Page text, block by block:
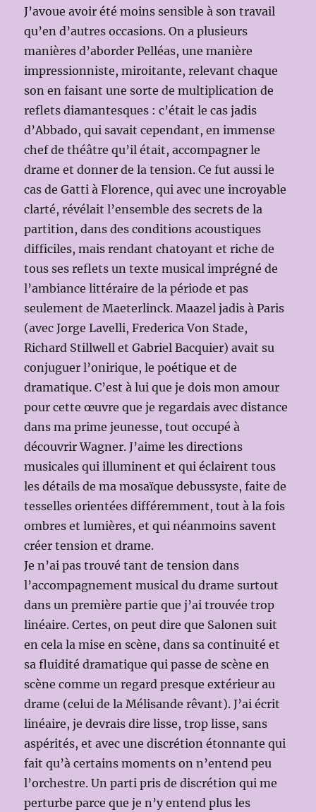
J’avoue avoir été moins sensible à son travail
qu’en d’autres occasions. On a plusieurs
manières d’aborder Pelléas, une manière
impressionniste, miroitante, relevant chaque
son en faisant une sorte de multiplication de
reflets diamantesques : c’était le cas jadis
d’Abbado, qui savait cependant, en immense
chef de théâtre qu’il était, accompagner le
drame et donner de la tension. Ce fut aussi le
cas de Gatti à Florence, qui avec une incroyable
clarté, révélait l’ensemble des secrets de la
partition, dans des conditions acoustiques
difficiles, mais rendant chatoyant et riche de
tous ses reflets un texte musical imprégné de
l’ambiance littéraire de la période et pas
seulement de Maeterlinck. Maazel jadis à Paris
(avec Jorge Lavelli, Frederica Von Stade,
Richard Stillwell et Gabriel Bacquier) avait su
conjuguer l’onirique, le poétique et de
dramatique. C’est à lui que je dois mon amour
pour cette œuvre que je regardais avec distance
dans ma prime jeunesse, tout occupé à
découvrir Wagner. J’aime les directions
musicales qui illuminent et qui éclairent tous
les détails de ma mosaïque debussyste, faite de
tesselles orientées différemment, tout à la fois
ombres et lumières, et qui néanmoins savent
créer tension et drame.
Je n’ai pas trouvé tant de tension dans
l’accompagnement musical du drame surtout
dans un première partie que j’ai trouvée trop
linéaire. Certes, on peut dire que Salonen suit
en cela la mise en scène, dans sa continuité et
sa fluidité dramatique qui passe de scène en
scène comme un regard presque extérieur au
drame (celui de la Mélisande rêvant). J’ai écrit
linéaire, je devrais dire lisse, trop lisse, sans
aspérités, et avec une discrétion étonnante qui
fait qu’à certains moments on n’entend peu
l’orchestre. Un parti pris de discrétion qui me
perturbe parce que je n’y entend plus les